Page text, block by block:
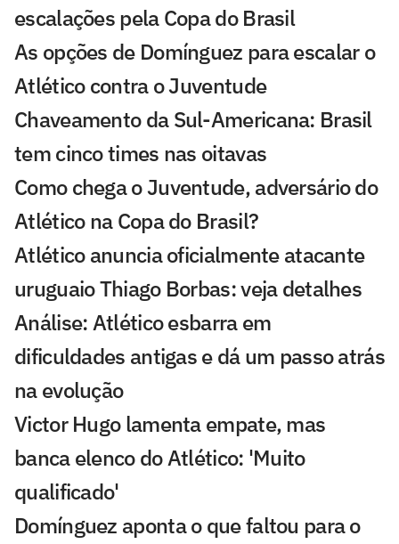
escalações pela Copa do Brasil
As opções de Domínguez para escalar o
Atlético contra o Juventude
Chaveamento da Sul-Americana: Brasil
tem cinco times nas oitavas
Como chega o Juventude, adversário do
Atlético na Copa do Brasil?
Atlético anuncia oficialmente atacante
uruguaio Thiago Borbas: veja detalhes
Análise: Atlético esbarra em
dificuldades antigas e dá um passo atrás
na evolução
Victor Hugo lamenta empate, mas
banca elenco do Atlético: 'Muito
qualificado'
Domínguez aponta o que faltou para o